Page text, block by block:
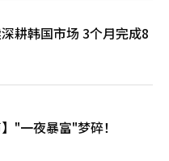
个小国如何在某一领域创造
值得借鉴之处。问题不在于
。如果高科技产业的成果未
成功将引发社会紧张。 韩
同样将国家的未来寄托在半
是全球内存半导体市场的核
的增加，韩国半导体的战略
与台湾相同的问题。 半
的时代浪潮中实现新的跨
耕韩国市场 3个月完成8
"一夜暴富"梦碎！